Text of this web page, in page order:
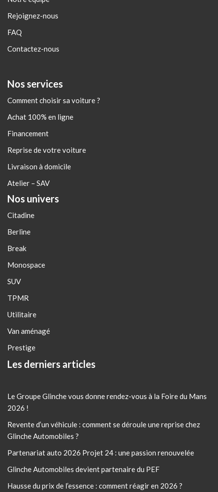
Rejoignez-nous
FAQ
Contactez-nous
Nos services
Comment choisir sa voiture ?
Achat 100% en ligne
Financement
Reprise de votre voiture
Livraison à domicile
Atelier – SAV
Nos univers
Citadine
Berline
Break
Monospace
SUV
TPMR
Utilitaire
Van aménagé
Prestige
Les derniers articles
Le Groupe Glinche vous donne rendez-vous à la Foire du Mans
2026 !
Revente d’un véhicule : comment se déroule une reprise chez
Glinche Automobiles ?
Partenariat auto 2026 Projet 24 : une passion renouvelée
Glinche Automobiles devient partenaire du PEF
Hausse du prix de l’essence : comment réagir en 2026 ?